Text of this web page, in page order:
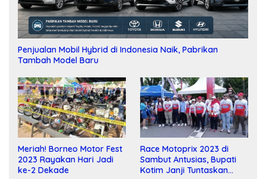
Penjualan Mobil Hybrid di Indonesia Naik, Pabrikan
Tambah Model Baru
Meriah! Borneo Motor Fest
2023 Rayakan Hari Jadi
ke-2 Dekade
Race Motoprix 2023 di
Sambut Antusias, Bupati
Kotim Janji Tuntaskan